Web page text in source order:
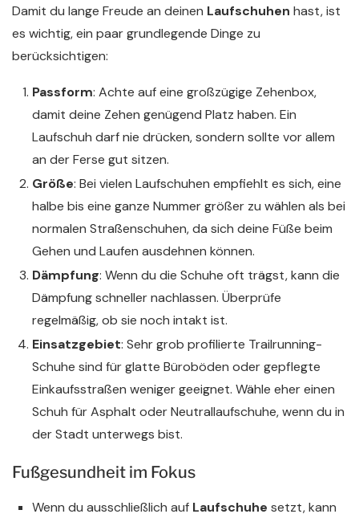
Damit du lange Freude an deinen Laufschuhen hast, ist
es wichtig, ein paar grundlegende Dinge zu
berücksichtigen:
Passform: Achte auf eine großzügige Zehenbox,
damit deine Zehen genügend Platz haben. Ein
Laufschuh darf nie drücken, sondern sollte vor allem
an der Ferse gut sitzen.
Größe: Bei vielen Laufschuhen empfiehlt es sich, eine
halbe bis eine ganze Nummer größer zu wählen als bei
normalen Straßenschuhen, da sich deine Füße beim
Gehen und Laufen ausdehnen können.
Dämpfung: Wenn du die Schuhe oft trägst, kann die
Dämpfung schneller nachlassen. Überprüfe
regelmäßig, ob sie noch intakt ist.
Einsatzgebiet: Sehr grob profilierte Trailrunning-
Schuhe sind für glatte Büroböden oder gepflegte
Einkaufsstraßen weniger geeignet. Wähle eher einen
Schuh für Asphalt oder Neutrallaufschuhe, wenn du in
der Stadt unterwegs bist.
Fußgesundheit im Fokus
Wenn du ausschließlich auf Laufschuhe setzt, kann